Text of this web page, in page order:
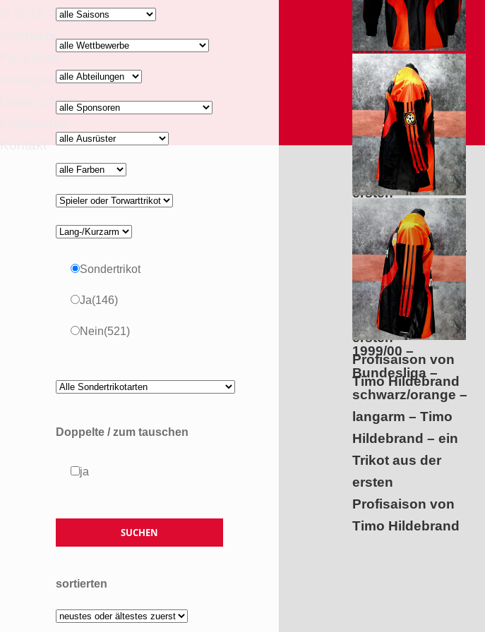
alle
Sondertrikot
Ja(146)
Nein(521)
Doppelte / zum tauschen
ja
sortierten
Hildebrand – ein
Trikot aus der
ersten
Profisaison von
Timo Hildebrand
1999/00 –
Bundesliga –
schwarz/orange –
langarm – Timo
Hildebrand – ein
Trikot aus der
ersten
Profisaison von
Timo Hildebrand
1999/00 –
Bundesliga –
schwarz/orange –
langarm – Timo
Hildebrand – ein
Trikot aus der
ersten
Profisaison von
Timo Hildebrand
1999/00 –
Bundesliga –
schwarz/orange –
langarm – Timo
Hildebrand – ein
Trikot aus der
ersten
Profisaison von
Timo Hildebrand
© 2015 - 2026
Startseite
Instagram
Datenschutz